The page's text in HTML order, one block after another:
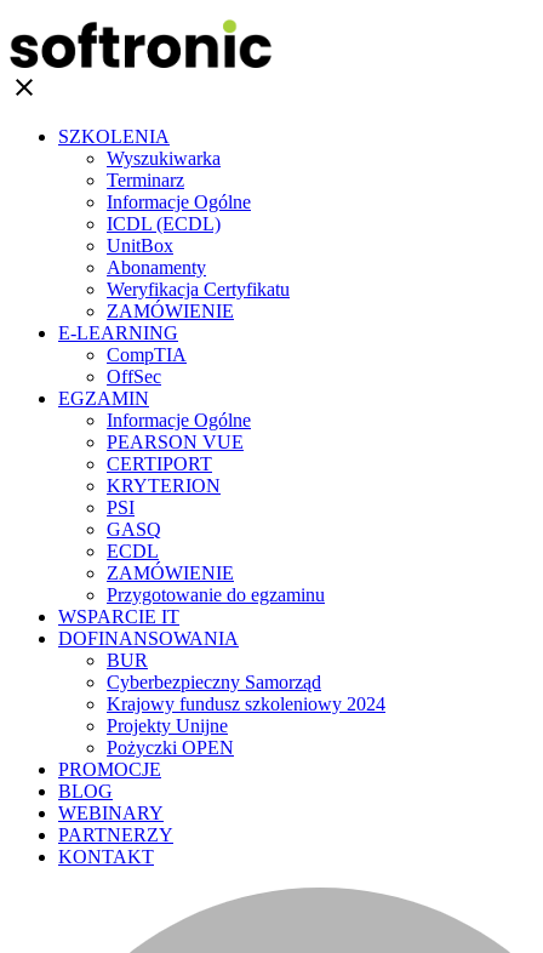
clear
SZKOLENIA
Wyszukiwarka
Terminarz
Informacje Ogólne
ICDL (ECDL)
UnitBox
Abonamenty
Weryfikacja Certyfikatu
ZAMÓWIENIE
E-LEARNING
CompTIA
OffSec
EGZAMIN
Informacje Ogólne
PEARSON VUE
CERTIPORT
KRYTERION
PSI
GASQ
ECDL
ZAMÓWIENIE
Przygotowanie do egzaminu
WSPARCIE IT
DOFINANSOWANIA
BUR
Cyberbezpieczny Samorząd
Krajowy fundusz szkoleniowy 2024
Projekty Unijne
Pożyczki OPEN
PROMOCJE
BLOG
WEBINARY
PARTNERZY
KONTAKT